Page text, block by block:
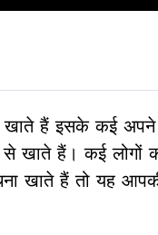
खाते हैं इसके कई
हैं। कई लोगों
खाते हैं तो यह